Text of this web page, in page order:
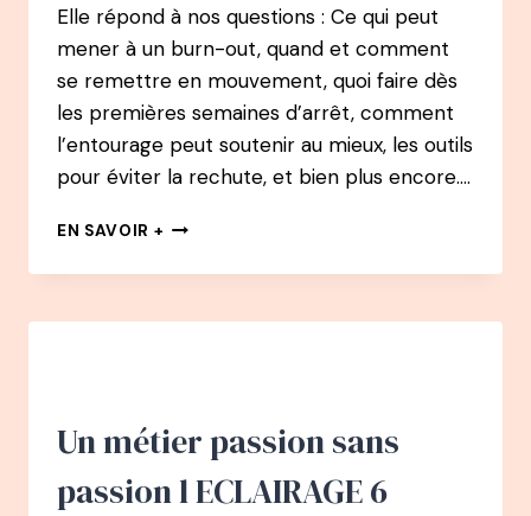
Elle répond à nos questions : Ce qui peut
mener à un burn-out, quand et comment
se remettre en mouvement, quoi faire dès
les premières semaines d’arrêt, comment
l’entourage peut soutenir au mieux, les outils
pour éviter la rechute, et bien plus encore….
EN SAVOIR + 146
–
OUT
MARINE
Un métier passion sans
passion l ECLAIRAGE 6